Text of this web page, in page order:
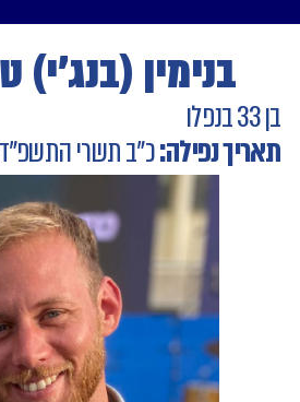
בנימין (בנג'י)
בן 33 בנפלו
תאריך נפילה:כ"ב תשרי